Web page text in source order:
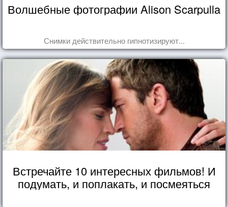
Волшебные фотографии Alison Scarpulla
Снимки действительно гипнотизируют...
Встречайте 10 интересных фильмов! И
подумать, и поплакать, и посмеяться